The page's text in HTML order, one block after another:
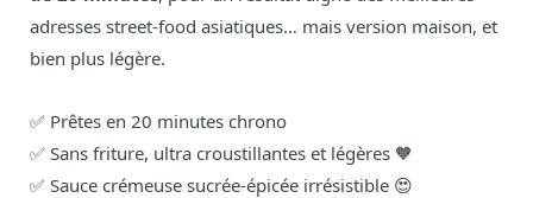
adresses street-food asiatiques… mais version maison, et
bien plus légère.
✅ Prêtes en 20 minutes chrono
✅ Sans friture, ultra croustillantes et légères 🧡
✅ Sauce crémeuse sucrée-épicée irrésistible 😍